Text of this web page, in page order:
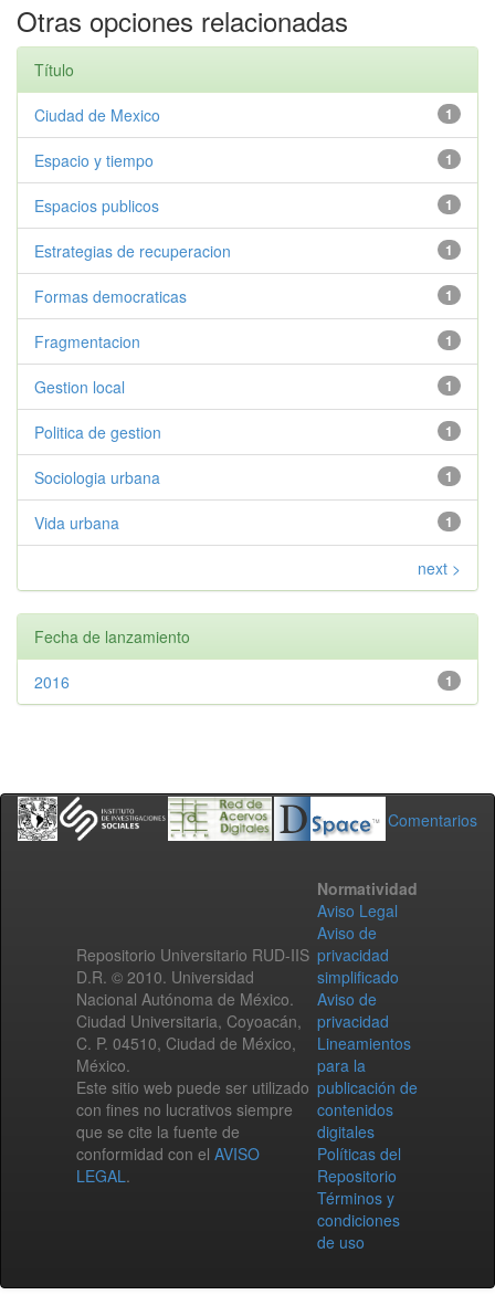
Otras opciones relacionadas
Título
1
Ciudad de Mexico
1
Espacio y tiempo
1
Espacios publicos
1
Estrategias de recuperacion
1
Formas democraticas
1
Fragmentacion
1
Gestion local
1
Politica de gestion
1
Sociologia urbana
1
Vida urbana
next >
Fecha de lanzamiento
1
2016
Comentarios
Repositorio Universitario RUD-IIS
D.R. © 2010. Universidad
Nacional Autónoma de México.
Ciudad Universitaria, Coyoacán,
C. P. 04510, Ciudad de México,
México.
Este sitio web puede ser utilizado
con fines no lucrativos siempre
que se cite la fuente de
conformidad con el AVISO
LEGAL.
Normatividad
Aviso Legal
Aviso de
privacidad
simplificado
Aviso de
privacidad
Lineamientos
para la
publicación de
contenidos
digitales
Políticas del
Repositorio
Términos y
condiciones
de uso